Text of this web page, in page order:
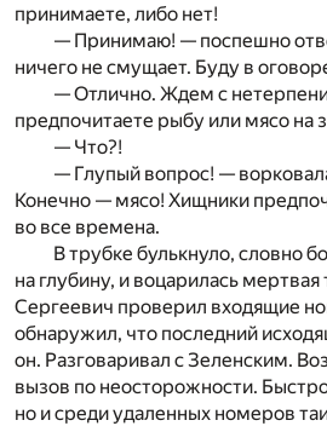
принимаете, либо нет!
— Принимаю! — поспешно
ничего не смущает. Буду в
— Отлично. Ждем с
предпочитаете рыбу или мясо на
— Что?!
— Глупый вопрос! —
Конечно — мясо! Хищники
во все времена.
В трубке булькнуло, словно
на глубину, и воцарилась
Сергеевич проверил входящие
обнаружил, что последний
он. Разговаривал с Зеленским.
вызов по неосторожности.
но и среди удаленных номеров